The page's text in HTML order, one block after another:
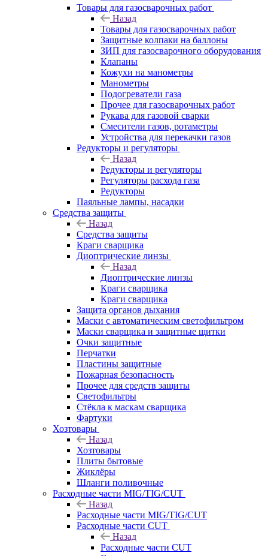
Товары для газосварочных работ
Назад
Товары для газосварочных работ
Защитные колпаки на баллоны
ЗИП для газосварочного оборудования
Клапаны
Кожухи на манометры
Манометры
Подогреватели газа
Прочее для газосварочных работ
Рукава для газовой сварки
Смесители газов, ротаметры
Устройства для перекачки газов
Редукторы и регуляторы
Назад
Редукторы и регуляторы
Регуляторы расхода газа
Редукторы
Паяльные лампы, насадки
Средства защиты
Назад
Средства защиты
Краги сварщика
Диоптрические линзы
Назад
Диоптрические линзы
Краги сварщика
Краги сварщика
Защита органов дыхания
Маски с автоматическим светофильтром
Маски сварщика и защитные щитки
Очки защитные
Перчатки
Пластины защитные
Пожарная безопасность
Прочее для средств защиты
Светофильтры
Стёкла к маскам сварщика
Фартуки
Хозтовары
Назад
Хозтовары
Плиты бытовые
Жиклёры
Шланги поливочные
Расходные части MIG/TIG/CUT
Назад
Расходные части MIG/TIG/CUT
Расходные части CUT
Назад
Расходные части CUT